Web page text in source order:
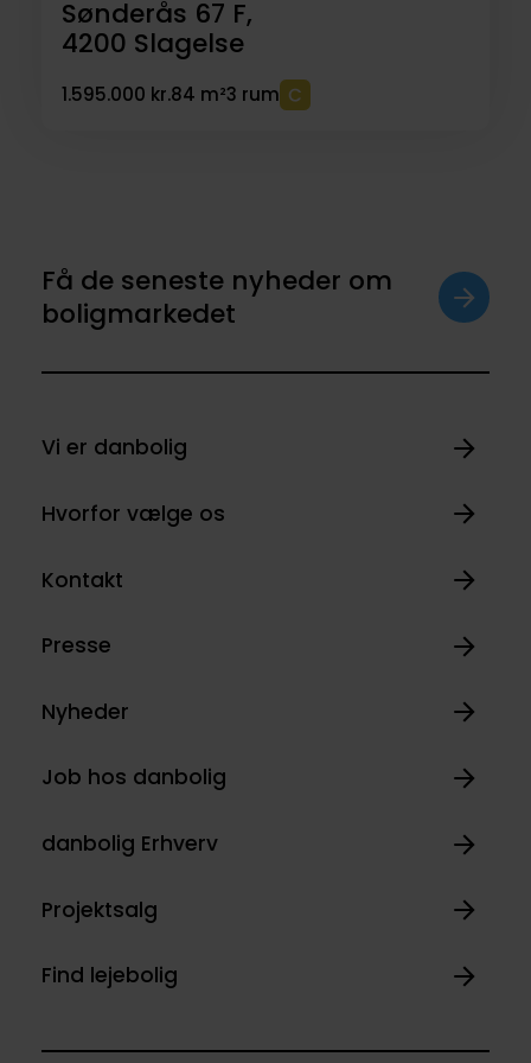
Sønderås 67 F,
4200 Slagelse
1.595.000 kr.84 m²3 rum
Få de seneste nyheder om
boligmarkedet
Vi er danbolig
Hvorfor vælge os
Kontakt
Presse
Nyheder
Job hos danbolig
danbolig Erhverv
Projektsalg
Find lejebolig